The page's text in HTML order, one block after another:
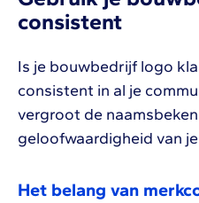
consistent
Is je bouwbedrijf logo
consistent in al je
vergroot de
geloofwaardigheid van
Het belang van